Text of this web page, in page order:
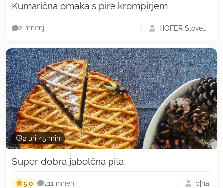
Kumarična omaka s pire krompirjem
2 mnenji HOFER Slovenija
2 uri 45 min
Super dobra jabolčna pita
5,0 211 mnenj p|na